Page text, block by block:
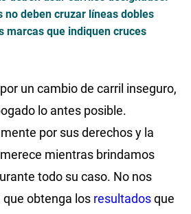
no deben cruzar líneas dobles
marcas que indiquen cruces
un cambio de carril inseguro,
lo antes posible.
por sus derechos y la
mientras brindamos
todo su caso. No nos
obtenga los resultadosque